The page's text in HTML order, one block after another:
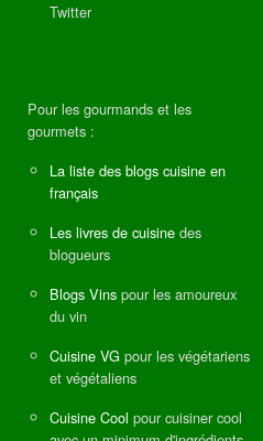
Twitter
Pour les gourmands et les
gourmets :
La liste des blogs cuisine en
français
Les livres de cuisine des
blogueurs
Blogs Vins pour les amoureux
du vin
Cuisine VG pour les végétariens
et végétaliens
Cuisine Cool pour cuisiner cool